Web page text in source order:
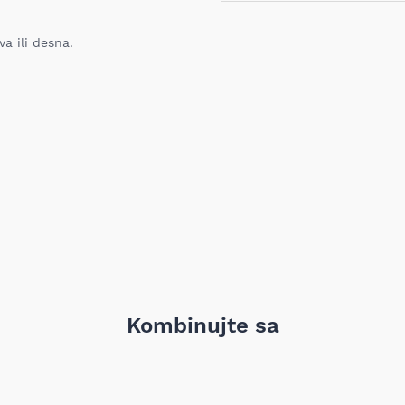
ili desna.
Kombinujte sa